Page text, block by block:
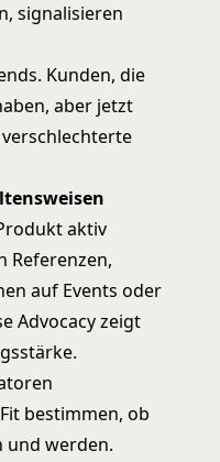
signalisieren
Kunden, die
aber jetzt
aktiv
Referenzen,
auf Events oder
Advocacy zeigt
bestimmen, ob
und werden.